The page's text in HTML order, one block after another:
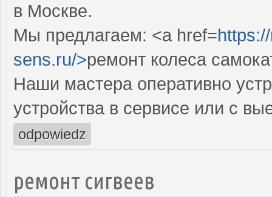
в Москве.
Мы предлагаем: <a href=
sens.ru/>ремонт колеса
Наши мастера оперативно
устройства в сервисе или с
odpowiedz
ремонт сигвеев